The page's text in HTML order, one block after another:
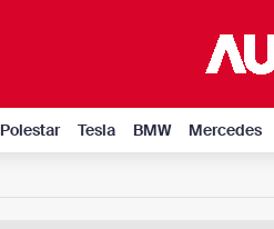
Polestar Tesla BMW Mercedes